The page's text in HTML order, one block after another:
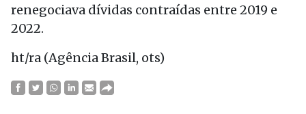
renegociava dívidas contraídas entre 2019 e
2022.
ht/ra (Agência Brasil, ots)